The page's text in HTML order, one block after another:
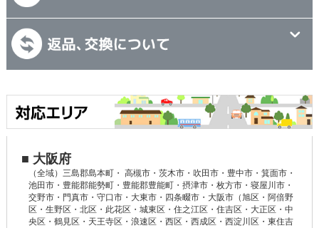
■ 大阪府
（全域）三島郡島本町・ 高槻市・茨木市・吹田市・豊中市・箕面市・
池田市・豊能郡能勢町・豊能郡豊能町・摂津市・枚方市・寝屋川市・
交野市・門真市・守口市・大東市・四条畷市・大阪市（旭区・阿倍野
区・生野区・北区・此花区・城東区・住之江区・住吉区・大正区・中
央区・鶴見区・天王寺区・浪速区・西区・西成区・西淀川区・東住吉